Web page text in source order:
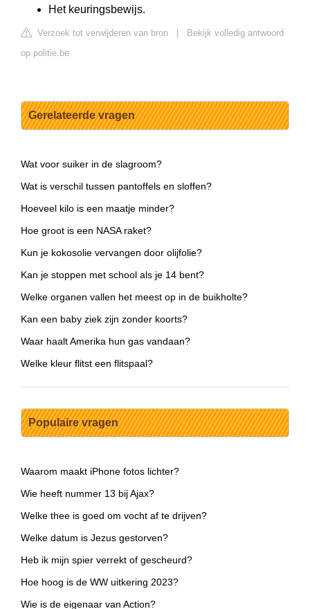
Het keuringsbewijs.
Verzoek tot verwijderen van bron
Bekijk volledig antwoord
op politie.be
Gerelateerde vragen
Wat voor suiker in de slagroom?
Wat is verschil tussen pantoffels en sloffen?
Hoeveel kilo is een maatje minder?
Hoe groot is een NASA raket?
Kun je kokosolie vervangen door olijfolie?
Kan je stoppen met school als je 14 bent?
Welke organen vallen het meest op in de buikholte?
Kan een baby ziek zijn zonder koorts?
Waar haalt Amerika hun gas vandaan?
Welke kleur flitst een flitspaal?
Populaire vragen
Waarom maakt iPhone fotos lichter?
Wie heeft nummer 13 bij Ajax?
Welke thee is goed om vocht af te drijven?
Welke datum is Jezus gestorven?
Heb ik mijn spier verrekt of gescheurd?
Hoe hoog is de WW uitkering 2023?
Wie is de eigenaar van Action?